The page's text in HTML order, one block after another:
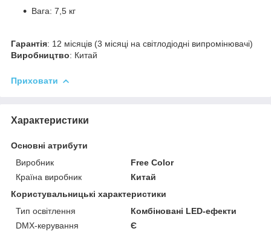
Вага: 7,5 кг
Гарантія: 12 місяців (3 місяці на світлодіодні випромінювачі)
Виробництво: Китай
Приховати
Характеристики
Основні атрибути
Виробник
Free Color
Країна виробник
Китай
Користувальницькі характеристики
Тип освітлення
Комбіновані LED-ефекти
DMX-керування
Є